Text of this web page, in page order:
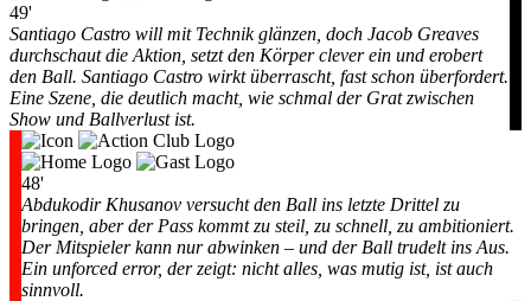
49'
Santiago Castro will mit Technik glänzen, doch Jacob Greaves
durchschaut die Aktion, setzt den Körper clever ein und erobert
den Ball. Santiago Castro wirkt überrascht, fast schon überfordert.
Eine Szene, die deutlich macht, wie schmal der Grat zwischen
Show und Ballverlust ist.
48'
Abdukodir Khusanov versucht den Ball ins letzte Drittel zu
bringen, aber der Pass kommt zu steil, zu schnell, zu ambitioniert.
Der Mitspieler kann nur abwinken – und der Ball trudelt ins Aus.
Ein unforced error, der zeigt: nicht alles, was mutig ist, ist auch
sinnvoll.